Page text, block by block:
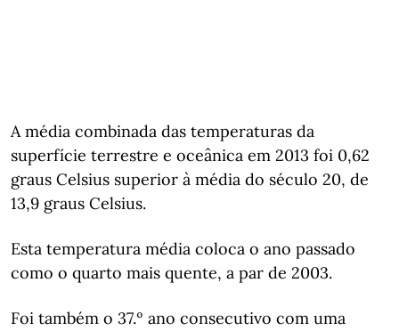
A média combinada das temperaturas da
superfície terrestre e oceânica em 2013 foi 0,62
graus Celsius superior à média do século 20, de
13,9 graus Celsius.
Esta temperatura média coloca o ano passado
como o quarto mais quente, a par de 2003.
Foi também o 37.º ano consecutivo com uma